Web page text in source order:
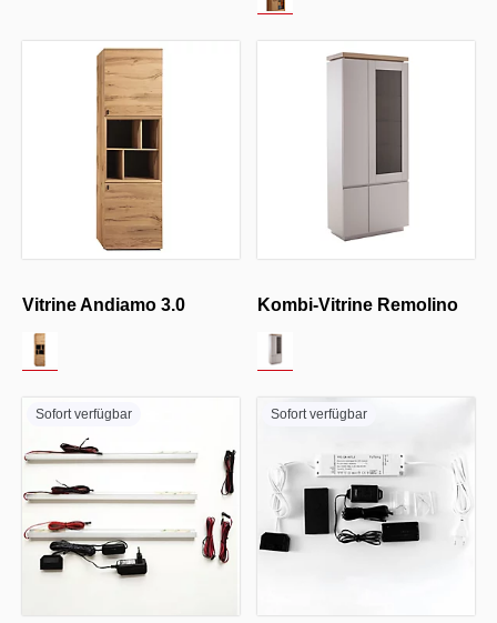
Vitrine Andiamo 3.0 Kombi-Vitrine Remolino
Sofort verfügbar Sofort verfügbar